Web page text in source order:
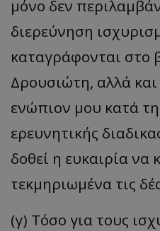
μόνο δεν
διερεύνηση
καταγράφονται στο
Δρουσιώτη, αλλά
ενώπιον μου κατά τη
ερευνητικής
δοθεί η ευκαιρία να
τεκμηριωμένα τις
(γ) Τόσο για τους